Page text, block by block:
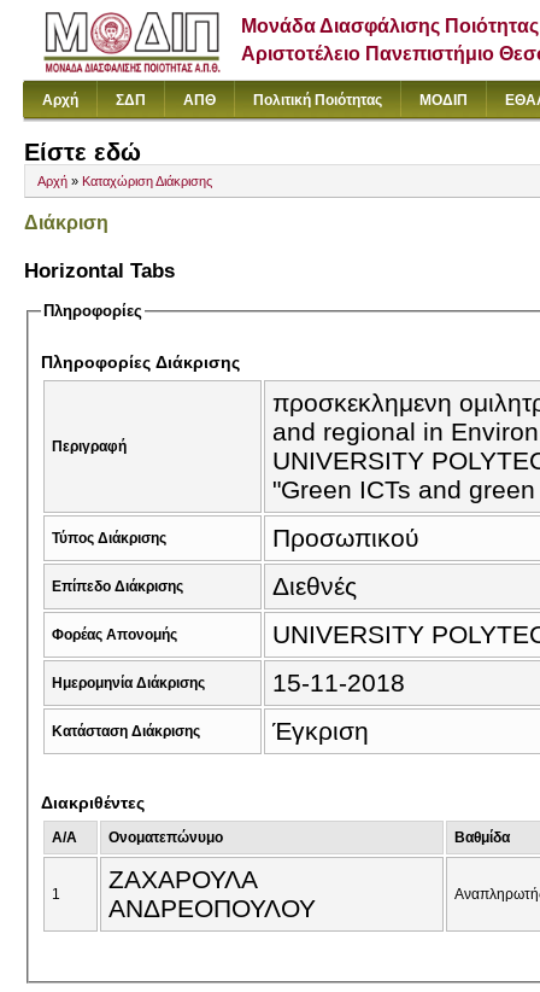
Μονάδα Διασφάλισης Ποιότητας
Αριστοτέλειο Πανεπιστήμιο
Αρχή ΣΔΠ ΑΠΘ Πολιτική Ποιότητας ΜΟΔΙΠ
Είστε εδώ
Αρχή » Καταχώριση Διάκρισης
Διάκριση
Horizontal Tabs
Πληροφορίες
Πληροφορίες Διάκρισης
Περιγραφή
προσκεκλημενη
and regional in
UNIVERSITY
"Green ICTs and
Τύπος Διάκρισης Προσωπικού
Επίπεδο Διάκρισης Διεθνές
Φορέας Απονομής UNIVERSITY
Ημερομηνία Διάκρισης 15-11-2018
Κατάσταση Διάκρισης Έγκριση
Διακριθέντες
A/A Ονοματεπώνυμο Βαθμίδα
1
ΖΑΧΑΡΟΥΛΑ
ΑΝΔΡΕΟΠΟΥΛΟΥ